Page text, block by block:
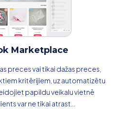
Marketplace
preces vai tikai dažas preces,
kritērijiem, uz automatizētu
papildu veikalu vietnē
var ne tikai atrast...